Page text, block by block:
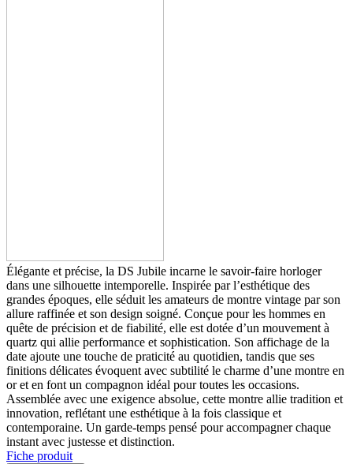
Élégante et précise, la DS Jubile incarne le savoir-faire horloger
dans une silhouette intemporelle. Inspirée par l’esthétique des
grandes époques, elle séduit les amateurs de montre vintage par son
allure raffinée et son design soigné. Conçue pour les hommes en
quête de précision et de fiabilité, elle est dotée d’un mouvement à
quartz qui allie performance et sophistication. Son affichage de la
date ajoute une touche de praticité au quotidien, tandis que ses
finitions délicates évoquent avec subtilité le charme d’une montre en
or et en font un compagnon idéal pour toutes les occasions.
Assemblée avec une exigence absolue, cette montre allie tradition et
innovation, reflétant une esthétique à la fois classique et
contemporaine. Un garde-temps pensé pour accompagner chaque
instant avec justesse et distinction.
Fiche produit